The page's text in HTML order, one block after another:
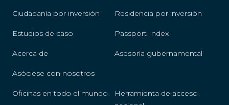
Ciudadanía por inversión Residencia por inversión
Estudios de caso Passport Index
Acerca de Asesoría gubernamental
Asóciese con nosotros
Oficinas en todo el mundo
Herramienta de acceso